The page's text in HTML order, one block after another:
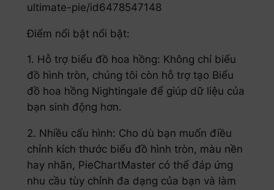
ultimate-pie/id6478547148
Điểm nổi bật nổi bật:
1. Hỗ trợ biểu đồ hoa hồng: Không chỉ biểu
đồ hình tròn, chúng tôi còn hỗ trợ tạo Biểu
đồ hoa hồng Nightingale để giúp dữ liệu của
bạn sinh động hơn.
2. Nhiều cấu hình: Cho dù bạn muốn điều
chỉnh kích thước biểu đồ hình tròn, màu nền
hay nhãn, PieChartMaster có thể đáp ứng
nhu cầu tùy chỉnh đa dạng của bạn và làm